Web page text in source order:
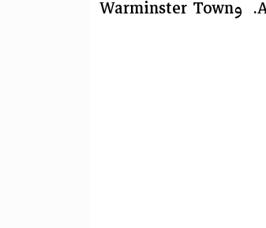
وWarminster Town